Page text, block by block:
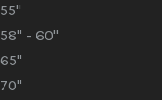
55"
58" - 60"
65"
70"